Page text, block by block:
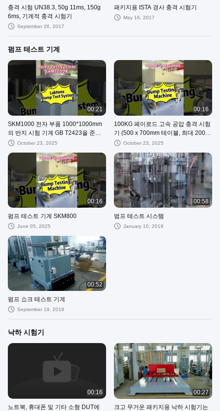
충격 시험 UN38.3, 50g 11ms, 150g
6ms, 기계적 충격 시험기
September 26, 2017
패키지용 ISTA 경사 충격 시험기
May 16, 2017
펌프 테스트 기계
00:21
SKM1000 전자 부품 1000*1000mm
의 반지 시험 기계 GB T2423을 준수
합니다.6
October 23, 2025
00:16
100KG 페이로드 고속 공압 충격 시험
기 (500 x 700mm 테이블, 최대 200g
가속)October 23, 2025
00:16
펌프 테스트 기계 SKM800
June 05, 2025
00:58
범프 테스트 시스템
January 10, 2019
00:52
펌프 쇼크 테스트 기계
September 19, 2018
낙하 시험기
00:16
노트북, 휴대폰 및 기타 소형 DUT에
00:27
크고 무거운 패키지용 낙하 시험기는